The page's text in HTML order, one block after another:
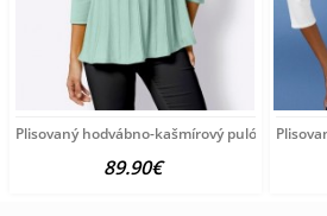
Plisovaný hodvábno-kašmírový pulóver
89.90€